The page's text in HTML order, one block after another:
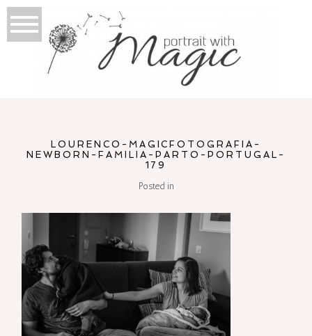
LOURENCO-MAGICFOTOGRAFIA-
NEWBORN-FAMILIA-PARTO-PORTUGAL-
179
Posted in